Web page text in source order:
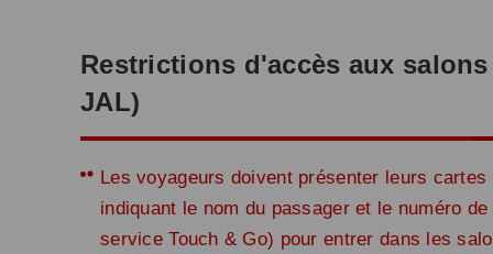
Restrictions d'accès aux
JAL)
Les voyageurs doivent présenter leurs
indiquant le nom du passager et le numéro
service Touch & Go) pour entrer dans les